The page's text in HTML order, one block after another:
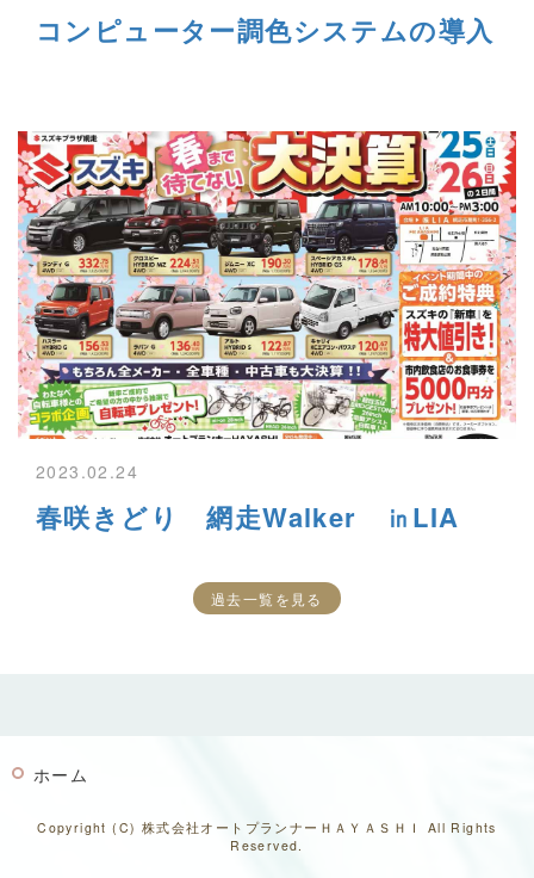
コンピューター調色システムの導入
春咲きどり 網走Walker ㏌LIA
2023.02.24
過去一覧を見る
ホーム
Copyright (C) 株式会社オートプランナーＨＡＹＡＳＨＩ All Rights
Reserved.